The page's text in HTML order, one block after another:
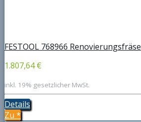
FESTOOL 768966 Renovierungsfräse
1.807,64 €
inkl. 19% gesetzlicher MwSt.
Details
Zu *